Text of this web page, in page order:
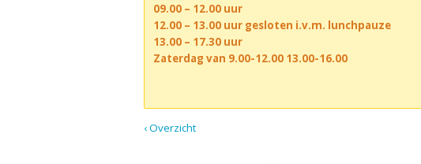
09.00 – 12.00 uur
12.00 – 13.00 uur gesloten i.v.m. lunchpauze
13.00 – 17.30 uur
Zaterdag van 9.00-12.00 13.00-16.00
‹ Overzicht